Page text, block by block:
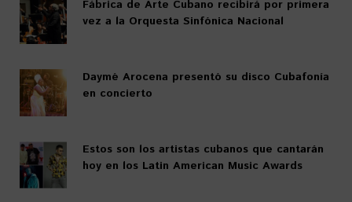
Fábrica de Arte Cubano recibirá por primera
vez a la Orquesta Sinfónica Nacional
Daymé Arocena presentó su disco Cubafonía
en concierto
Estos son los artistas cubanos que cantarán
hoy en los Latin American Music Awards